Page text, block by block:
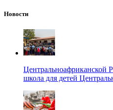
Новости
Центральноафриканской
школа для детей